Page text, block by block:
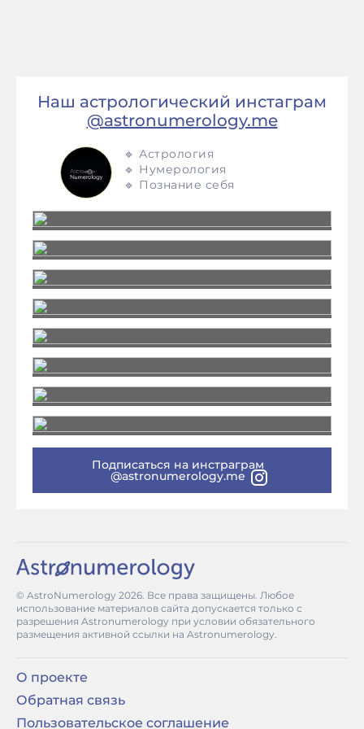
Наш астрологический инстаграм
@astronumerology.me
🔹 Астрология
🔹 Нумерология
🔹 Познание себя
Подписаться на инстраграм
@astronumerology.me
© AstroNumerology 2026. Все права защищены. Любое
использование материалов сайта допускается только с
разрешения Astronumerology при условии обязательного
размещения активной ссылки на Astronumerology.
О проекте
Обратная связь
Пользовательское соглашение